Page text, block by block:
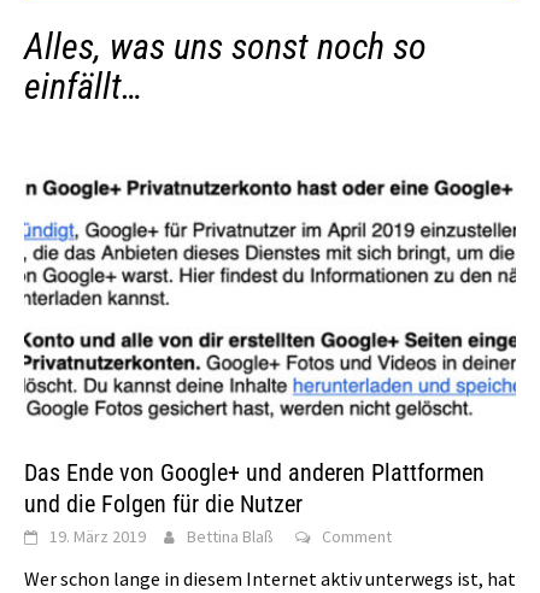
Alles, was uns sonst noch so
einfällt…
Das Ende von Google+ und anderen Plattformen
und die Folgen für die Nutzer
19. März 2019 Bettina Blaß Comment
Wer schon lange in diesem Internet aktiv unterwegs ist, hat